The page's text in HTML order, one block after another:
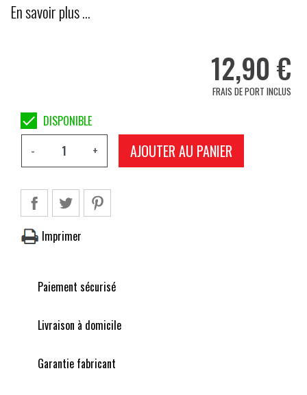
En savoir plus …
12,90 €
FRAIS DE PORT INCLUS
 DISPONIBLE
-
+ AJOUTER AU PANIER
Imprimer
Paiement sécurisé
Livraison à domicile
Garantie fabricant